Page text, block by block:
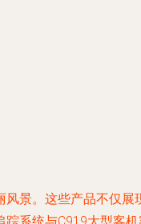
景。这些产品不仅展